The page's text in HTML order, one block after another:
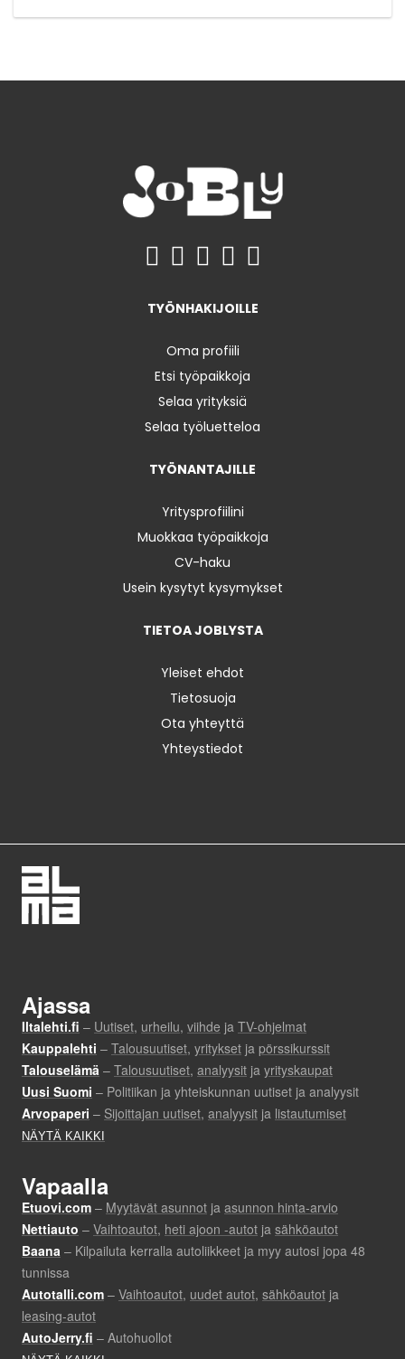
TYÖNHAKIJOILLE
Oma profiili
Etsi työpaikkoja
Selaa yrityksiä
Selaa työluetteloa
TYÖNANTAJILLE
Yritysprofiilini
Muokkaa työpaikkoja
CV-haku
Usein kysytyt kysymykset
TIETOA JOBLYSTA
Yleiset ehdot
Tietosuoja
Ota yhteyttä
Yhteystiedot